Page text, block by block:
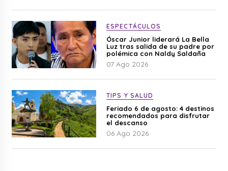
ESPECTÁCULOS
Óscar Junior liderará La Bella
Luz tras salida de su padre por
polémica con Naldy Saldaña
07 Ago 2026
TIPS Y SALUD
Feriado 6 de agosto: 4 destinos
recomendados para disfrutar
el descanso
06 Ago 2026